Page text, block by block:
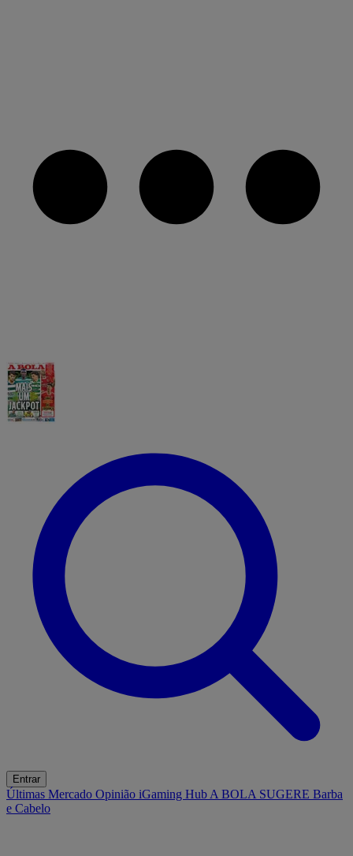
Entrar
Últimas Mercado Opinião iGaming Hub A BOLA SUGERE Barba
e Cabelo